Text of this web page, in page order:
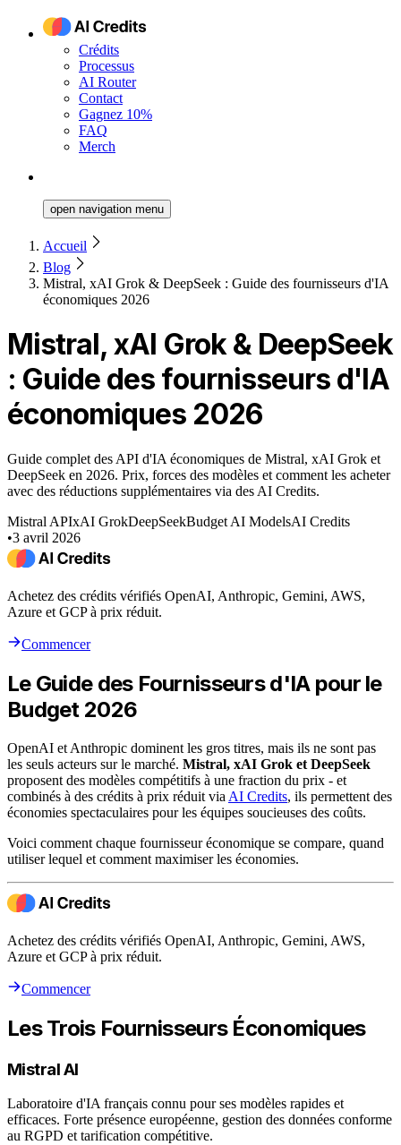
Crédits
Processus
AI Router
Contact
Gagnez 10%
FAQ
Merch
open navigation menu
Accueil
Blog
Mistral, xAI Grok & DeepSeek : Guide des fournisseurs d'IA
économiques 2026
Mistral, xAI Grok & DeepSeek
: Guide des fournisseurs d'IA
économiques 2026
Guide complet des API d'IA économiques de Mistral, xAI Grok et
DeepSeek en 2026. Prix, forces des modèles et comment les acheter
avec des réductions supplémentaires via des AI Credits.
Mistral APIxAI GrokDeepSeekBudget AI ModelsAI Credits
•3 avril 2026
Achetez des crédits vérifiés OpenAI, Anthropic, Gemini, AWS,
Azure et GCP à prix réduit.
Commencer
Le Guide des Fournisseurs d'IA pour le
Budget 2026
OpenAI et Anthropic dominent les gros titres, mais ils ne sont pas
les seuls acteurs sur le marché. Mistral, xAI Grok et DeepSeek
proposent des modèles compétitifs à une fraction du prix - et
combinés à des crédits à prix réduit via AI Credits, ils permettent des
économies spectaculaires pour les équipes soucieuses des coûts.
Voici comment chaque fournisseur économique se compare, quand
utiliser lequel et comment maximiser les économies.
Achetez des crédits vérifiés OpenAI, Anthropic, Gemini, AWS,
Azure et GCP à prix réduit.
Commencer
Les Trois Fournisseurs Économiques
Mistral AI
Laboratoire d'IA français connu pour ses modèles rapides et
efficaces. Forte présence européenne, gestion des données conforme
au RGPD et tarification compétitive.